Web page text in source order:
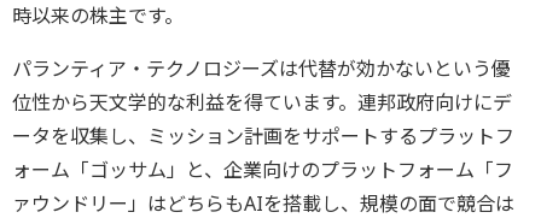
時以来の株主です。
パランティア・テクノロジーズは代替が効かないという優
位性から天文学的な利益を得ています。連邦政府向けにデ
ータを収集し、ミッション計画をサポートするプラットフ
ォーム「ゴッサム」と、企業向けのプラットフォーム「フ
ァウンドリー」はどちらもAIを搭載し、規模の面で競合は